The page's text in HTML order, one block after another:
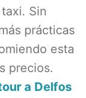
Sin
prácticas
esta
precios.
a Delfos